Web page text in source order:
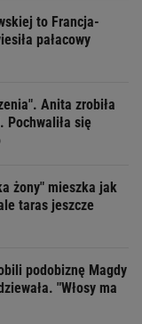
to Francja-
pałacowy
Anita zrobiła
Pochwaliła się
żony" mieszka jak
taras jeszcze
podobiznę Magdy
"Włosy ma